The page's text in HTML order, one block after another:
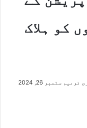
کو ہلاک
ترمیم ستمبر 26, 2024